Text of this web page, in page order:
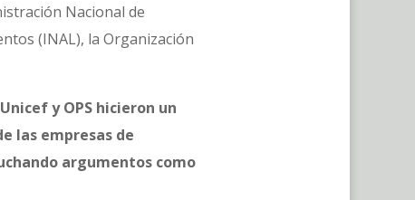
Nacional de
(INAL), la Organización
y OPS hicieron un
las empresas de
argumentos como